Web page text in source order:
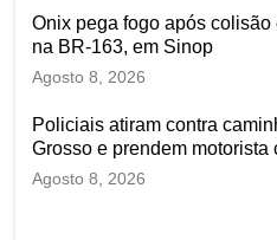
Onix pega fogo após
na BR-163, em Sinop
Agosto 8, 2026
Policiais atiram contra
Grosso e prendem motorista
Agosto 8, 2026